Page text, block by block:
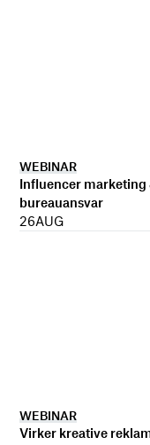
WEBINAR
Influencer marketing
bureauansvar
26AUG
WEBINAR
Virker kreative